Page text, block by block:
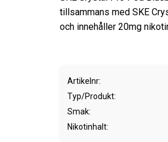
Artikelnr
Typ/Produkt
Smak
Nikotinhalt
tillsammans med SKE
och innehåller 20mg